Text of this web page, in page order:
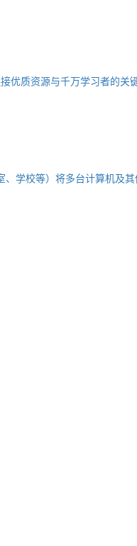
优质资源与千万学习者的
学校等）将多台计算机及